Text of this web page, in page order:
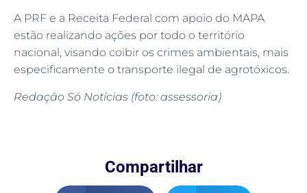
A PRF e a Receita Federal com apoio do MAPA
estão realizando ações por todo o território
nacional, visando coibir os crimes ambientais, mais
especificamente o transporte ilegal de agrotóxicos.
Redação Só Notícias (foto: assessoria)
Compartilhar